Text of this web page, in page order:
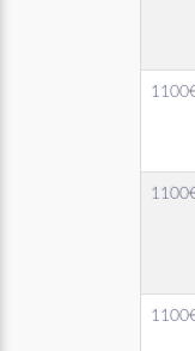
1100
1100
1100